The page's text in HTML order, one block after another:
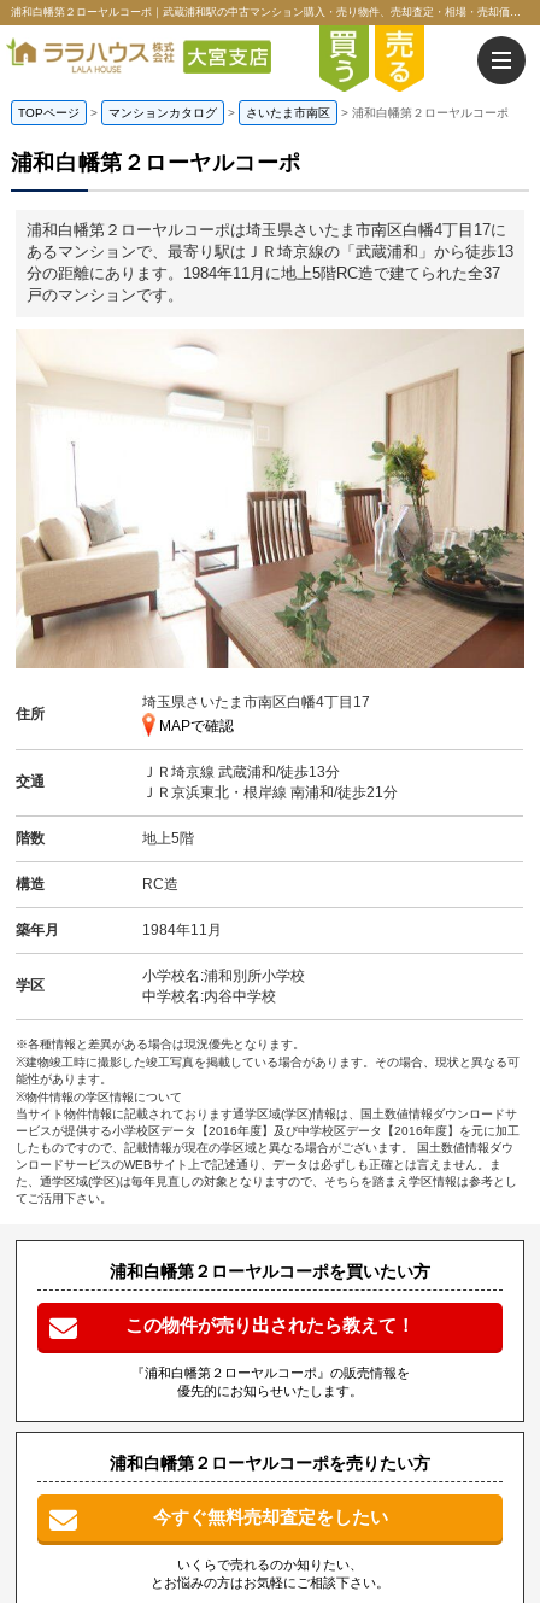
浦和白幡第２ローヤルコーポ｜武蔵浦和駅の中古マンション購入・売り物件、売却査定・相場・売却価格情報｜埼玉県さいたま市南区白幡4丁目のマンション情報｜ララハウス株式会社大宮支店
TOPページ > マンションカタログ > さいたま市南区 > 浦和白幡第２ローヤルコーポ
浦和白幡第２ローヤルコーポ
浦和白幡第２ローヤルコーポは埼玉県さいたま市南区白幡4丁目17に
あるマンションで、最寄り駅はＪＲ埼京線の「武蔵浦和」から徒歩13
分の距離にあります。1984年11月に地上5階RC造で建てられた全37
戸のマンションです。
住所
埼玉県さいたま市南区白幡4丁目17
MAPで確認
交通
ＪＲ埼京線武蔵浦和/徒歩13分
ＪＲ京浜東北・根岸線南浦和/徒歩21分
階数 地上5階
構造 RC造
築年月 1984年11月
学区
小学校名:浦和別所小学校
中学校名:内谷中学校
※各種情報と差異がある場合は現況優先となります。
※建物竣工時に撮影した竣工写真を掲載している場合があります。その場合、現状と異なる可
能性があります。
※物件情報の学区情報について
当サイト物件情報に記載されております通学区域(学区)情報は、国土数値情報ダウンロードサ
ービスが提供する小学校区データ【2016年度】及び中学校区データ【2016年度】を元に加工
したものですので、記載情報が現在の学区域と異なる場合がございます。 国土数値情報ダウ
ンロードサービスのWEBサイト上で記述通り、データは必ずしも正確とは言えません。ま
た、通学区域(学区)は毎年見直しの対象となりますので、そちらを踏まえ学区情報は参考とし
てご活用下さい。
浦和白幡第２ローヤルコーポを買いたい方
この物件が売り出されたら教えて！
『浦和白幡第２ローヤルコーポ』の販売情報を
優先的にお知らせいたします。
浦和白幡第２ローヤルコーポを売りたい方
今すぐ無料売却査定をしたい
いくらで売れるのか知りたい、
とお悩みの方はお気軽にご相談下さい。